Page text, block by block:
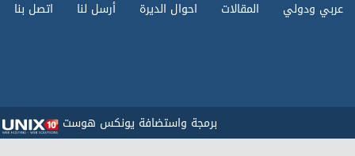
عربي ودولي المقالات احوال الديرة أرسل لنا اتصل بنا
برمجة واستضافة يونكس هوست